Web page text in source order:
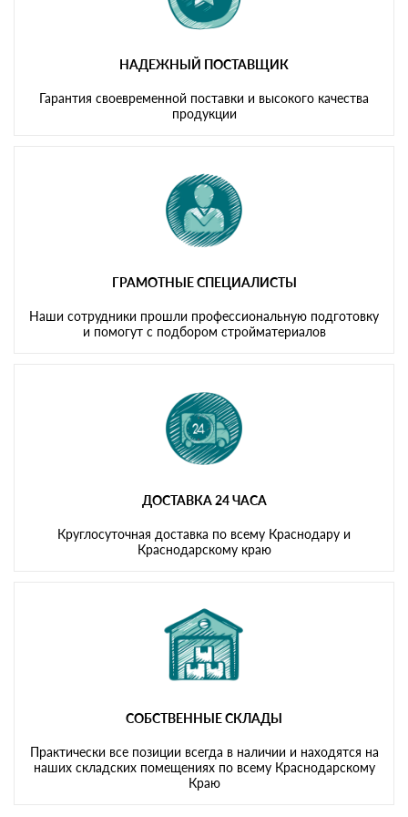
НАДЕЖНЫЙ ПОСТАВЩИК
Гарантия своевременной поставки и высокого качества
продукции
ГРАМОТНЫЕ СПЕЦИАЛИСТЫ
Наши сотрудники прошли профессиональную подготовку
и помогут с подбором стройматериалов
ДОСТАВКА 24 ЧАСА
Круглосуточная доставка по всему Краснодару и
Краснодарскому краю
СОБСТВЕННЫЕ СКЛАДЫ
Практически все позиции всегда в наличии и находятся на
наших складских помещениях по всему Краснодарскому
Краю